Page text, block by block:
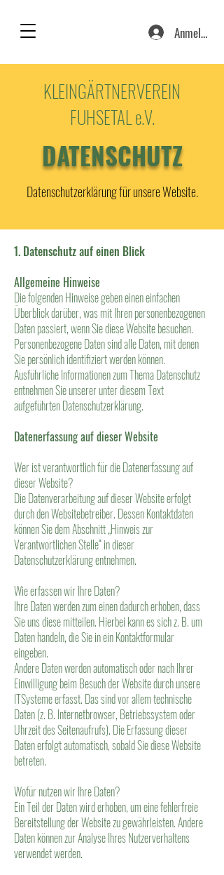
Anmelden
KLEINGÄRTNERVEREIN
FUHSETAL e.V.
DATENSCHUTZ
Datenschutzerklärung für unsere Website.
1. Datenschutz auf einen Blick
Allgemeine Hinweise
Die folgenden Hinweise geben einen einfachen
Überblick darüber, was mit Ihren personenbezogenen
Daten passiert, wenn Sie diese Website besuchen.
Personenbezogene Daten sind alle Daten, mit denen
Sie persönlich identifiziert werden können.
Ausführliche Informationen zum Thema Datenschutz
entnehmen Sie unserer unter diesem Text
aufgeführten Datenschutzerklärung.
Datenerfassung auf dieser Website
Wer ist verantwortlich für die Datenerfassung auf
dieser Website?
Die Datenverarbeitung auf dieser Website erfolgt
durch den Websitebetreiber. Dessen Kontaktdaten
können Sie dem Abschnitt „Hinweis zur
Verantwortlichen Stelle“ in dieser
Datenschutzerklärung entnehmen.
Wie erfassen wir Ihre Daten?
Ihre Daten werden zum einen dadurch erhoben, dass
Sie uns diese mitteilen. Hierbei kann es sich z. B. um
Daten handeln, die Sie in ein Kontaktformular
eingeben.
Andere Daten werden automatisch oder nach Ihrer
Einwilligung beim Besuch der Website durch unsere
ITSysteme erfasst. Das sind vor allem technische
Daten (z. B. Internetbrowser, Betriebssystem oder
Uhrzeit des Seitenaufrufs). Die Erfassung dieser
Daten erfolgt automatisch, sobald Sie diese Website
betreten.
Wofür nutzen wir Ihre Daten?
Ein Teil der Daten wird erhoben, um eine fehlerfreie
Bereitstellung der Website zu gewährleisten. Andere
Daten können zur Analyse Ihres Nutzerverhaltens
verwendet werden.